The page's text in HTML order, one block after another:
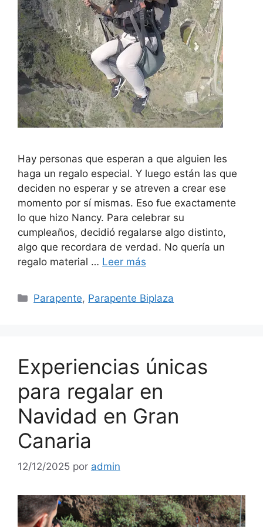
Hay personas que esperan a que alguien les
haga un regalo especial. Y luego están las que
deciden no esperar y se atreven a crear ese
momento por sí mismas. Eso fue exactamente
lo que hizo Nancy. Para celebrar su
cumpleaños, decidió regalarse algo distinto,
algo que recordara de verdad. No quería un
regalo material … Leer más
Categorías
Parapente, Parapente Biplaza
Experiencias únicas
para regalar en
Navidad en Gran
Canaria
12/12/2025 por admin